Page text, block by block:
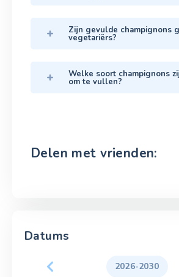
Zijn gevulde champignons
vegetariërs?
Welke soort champignons
om te vullen?
Delen met vrienden:
Datums
2026-2030